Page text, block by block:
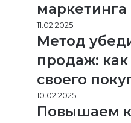
маркетинга
11.02.2025
Метод
продаж:
своего
10.02.2025
Повышаем